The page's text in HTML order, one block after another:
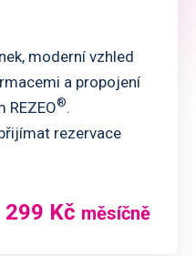
moderní vzhled
a propojení
®.
rezervace
299 Kč měsíčně